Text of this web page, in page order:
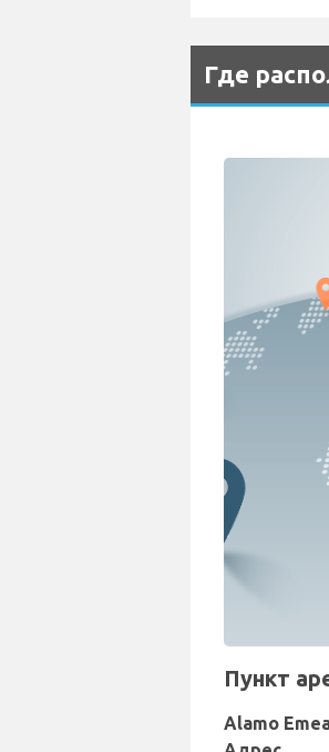
Где
Пункт
Alamo